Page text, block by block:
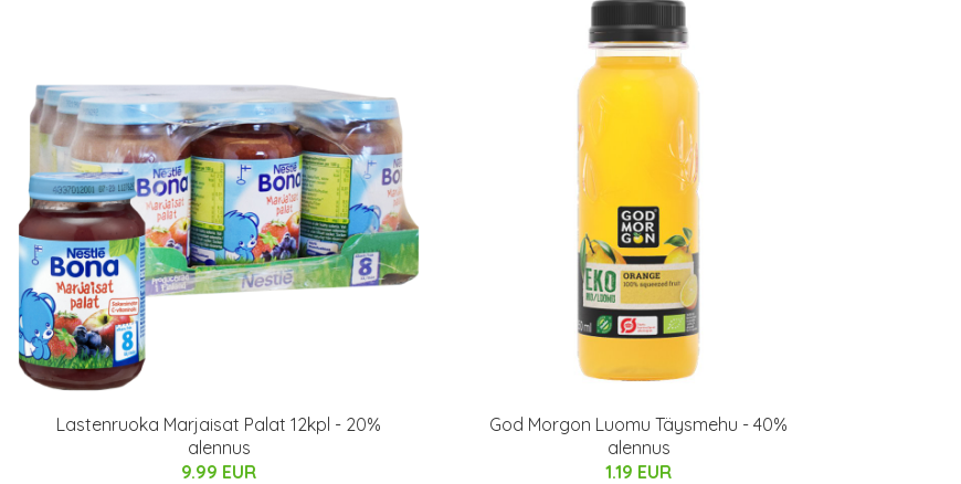
Lastenruoka Marjaisat Palat 12kpl - 20%
alennus
9.99 EUR
God Morgon Luomu Täysmehu - 40%
alennus
1.19 EUR